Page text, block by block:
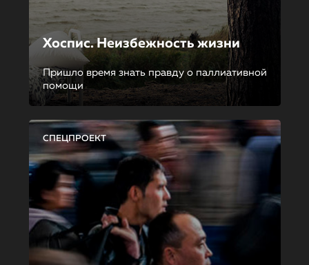
Хоспис. Неизбежность жизни
Пришло время знать правду о паллиативной
помощи
СПЕЦПРОЕКТ